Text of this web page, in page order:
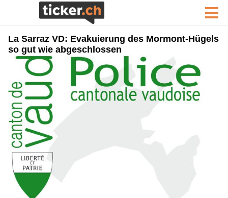
La Sarraz VD: Evakuierung des Mormont-Hügels
so gut wie abgeschlossen